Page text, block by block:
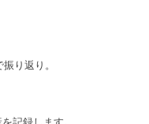
り返り。